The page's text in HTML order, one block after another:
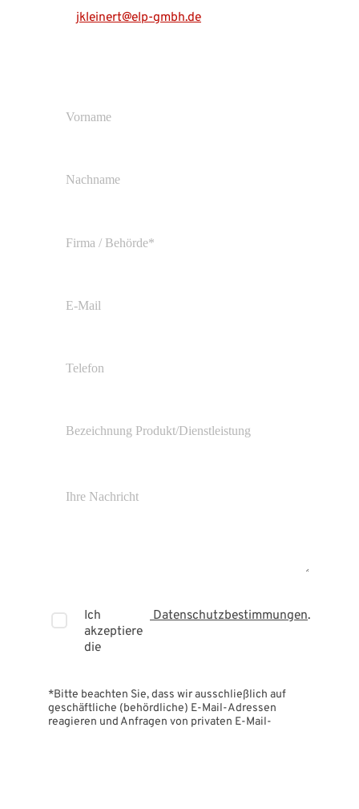
jkleinert@elp-gmbh.de
Ich
akzeptiere
die
Datenschutzbestimmungen.
*Bitte beachten Sie, dass wir ausschließlich auf
geschäftliche (behördliche) E-Mail-Adressen
reagieren und Anfragen von privaten E-Mail-